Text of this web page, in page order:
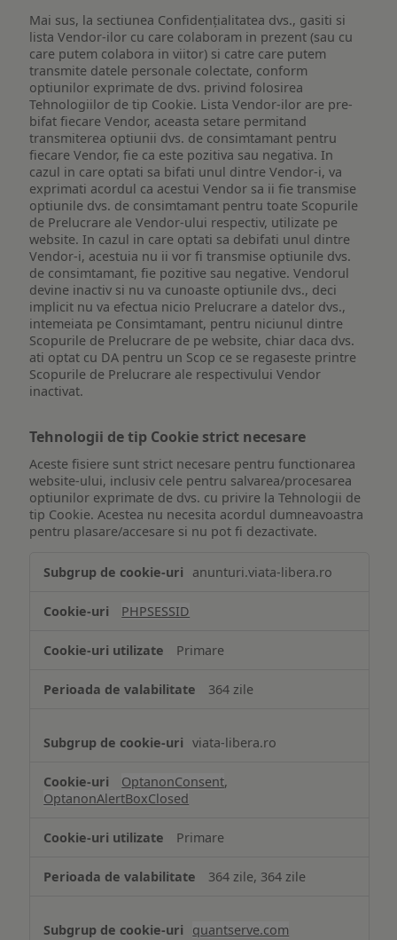
Mai sus, la sectiunea Confidențialitatea dvs., gasiti si
lista Vendor-ilor cu care colaboram in prezent (sau cu
care putem colabora in viitor) si catre care putem
transmite datele personale colectate, conform
optiunilor exprimate de dvs. privind folosirea
Tehnologiilor de tip Cookie. Lista Vendor-ilor are pre-
bifat fiecare Vendor, aceasta setare permitand
transmiterea optiunii dvs. de consimtamant pentru
fiecare Vendor, fie ca este pozitiva sau negativa. In
cazul in care optati sa bifati unul dintre Vendor-i, va
exprimati acordul ca acestui Vendor sa ii fie transmise
optiunile dvs. de consimtamant pentru toate Scopurile
de Prelucrare ale Vendor-ului respectiv, utilizate pe
website. In cazul in care optati sa debifati unul dintre
Vendor-i, acestuia nu ii vor fi transmise optiunile dvs.
de consimtamant, fie pozitive sau negative. Vendorul
devine inactiv si nu va cunoaste optiunile dvs., deci
implicit nu va efectua nicio Prelucrare a datelor dvs.,
intemeiata pe Consimtamant, pentru niciunul dintre
Scopurile de Prelucrare de pe website, chiar daca dvs.
ati optat cu DA pentru un Scop ce se regaseste printre
Scopurile de Prelucrare ale respectivului Vendor
inactivat.
Tehnologii de tip Cookie strict necesare
Aceste fisiere sunt strict necesare pentru functionarea
website-ului, inclusiv cele pentru salvarea/procesarea
optiunilor exprimate de dvs. cu privire la Tehnologii de
tip Cookie. Acestea nu necesita acordul dumneavoastra
pentru plasare/accesare si nu pot fi dezactivate.
de
Cookie
necesare
anunturi.viata-libera.ro
PHPSESSID
Primare
364 zile
viata-libera.ro
OptanonConsent,
OptanonAlertBoxClosed
Primare
364 zile, 364 zile
quantserve.com